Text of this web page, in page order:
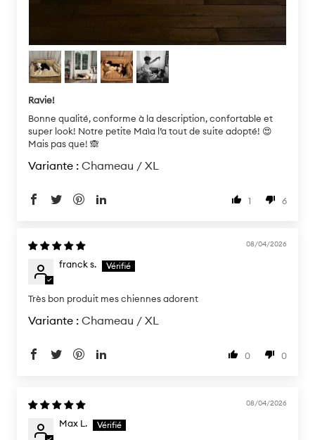
Ravie!
Bonne qualité, conforme à la description, confortable et
super look! Notre petite Maìa l’a tout de suite adopté! 😍
Mais pas que! 🙈
Chameau / XL
1 6
08/04/2026
franck s.
Très bon produit mes chiennes adorent
Chameau / XL
0 0
08/04/2026
Max L.